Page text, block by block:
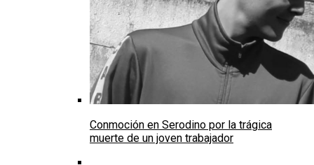
Conmoción en Serodino por la trágica
muerte de un joven trabajador